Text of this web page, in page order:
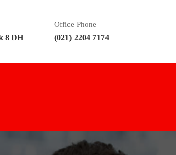
8 DH
Office Phone
(021) 2204 7174